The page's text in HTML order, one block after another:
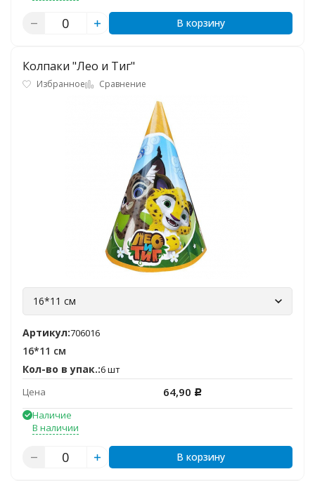
В корзину
Колпаки "Лео и Тиг"
Избранное Сравнение
16*11 см
Артикул:706016
16*11 см
Кол-во в упак.:6 шт
Цена
64,90 Р
Наличие
В наличии
В корзину